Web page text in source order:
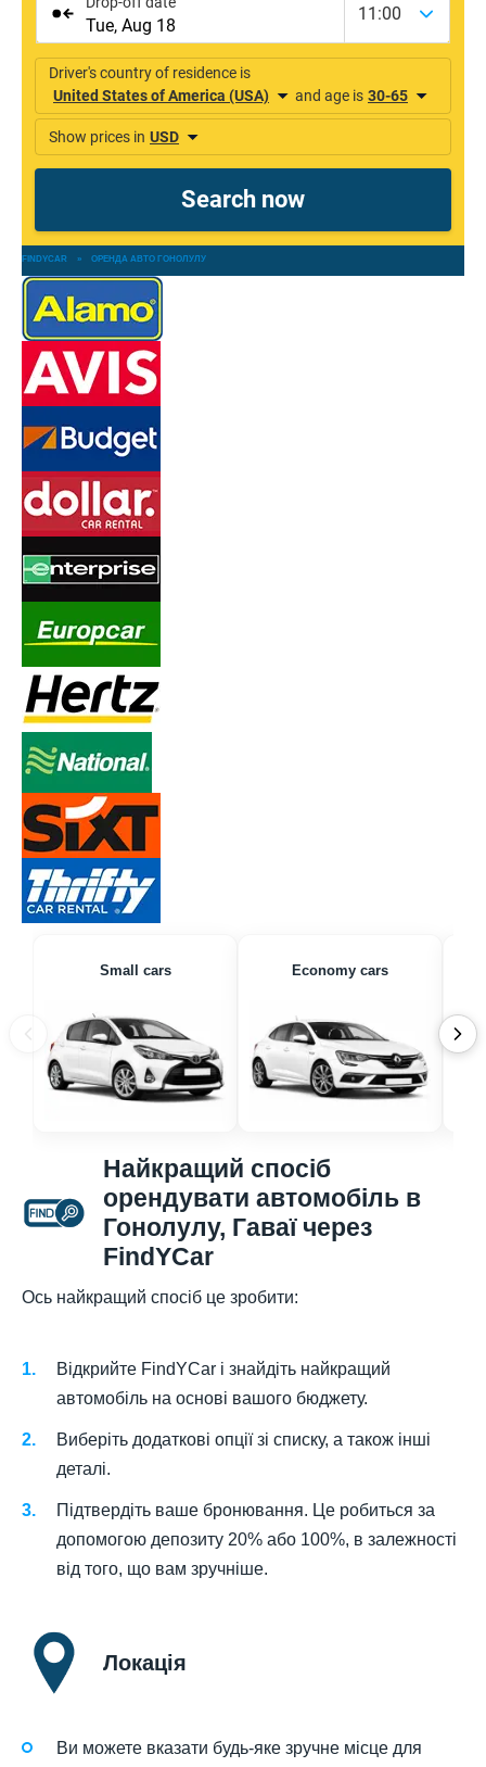
FINDYCAR » ОРЕНДА АВТО ГОНОЛУЛУ
Small cars Economy cars
Найкращий спосіб
орендувати автомобіль в
Гонолулу, Гаваї через
FindYCar
Ось найкращий спосіб це зробити:
Відкрийте FindYCar і знайдіть найкращий
автомобіль на основі вашого бюджету.
Виберіть додаткові опції зі списку, а також інші
деталі.
Підтвердіть ваше бронювання. Це робиться за
допомогою депозиту 20% або 100%, в залежності
від того, що вам зручніше.
Локація
Ви можете вказати будь-яке зручне місце для